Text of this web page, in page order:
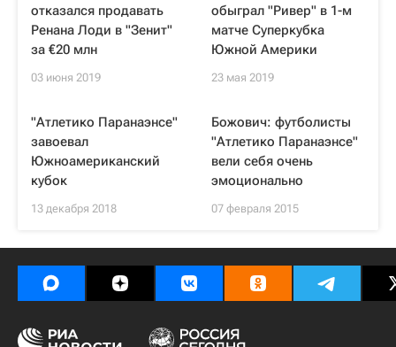
отказался продавать
Ренана Лоди в "Зенит"
за €20 млн
03 июня 2019
обыграл "Ривер" в 1-м
матче Суперкубка
Южной Америки
23 мая 2019
"Атлетико Паранаэнсе"
завоевал
Южноамериканский
кубок
13 декабря 2018
Божович: футболисты
"Атлетико Паранаэнсе"
вели себя очень
эмоционально
07 февраля 2015